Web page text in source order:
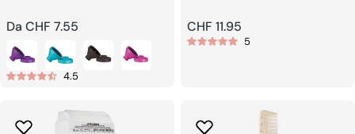
Prezzo
regolare
Da CHF 7.55
4.5
Prezzo
regolare
CHF 11.95
5